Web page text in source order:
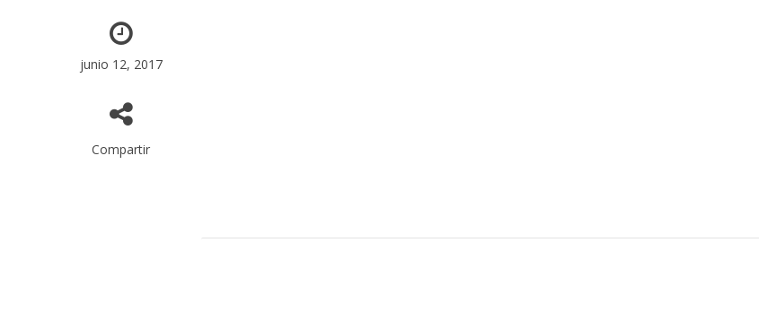
junio 12, 2017
Compartir